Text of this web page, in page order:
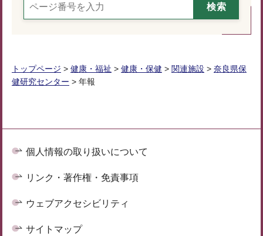
トップページ > 健康・福祉 > 健康・保健 > 関連施設 > 奈良県保
健研究センター > 年報
個人情報の取り扱いについて
リンク・著作権・免責事項
ウェブアクセシビリティ
サイトマップ